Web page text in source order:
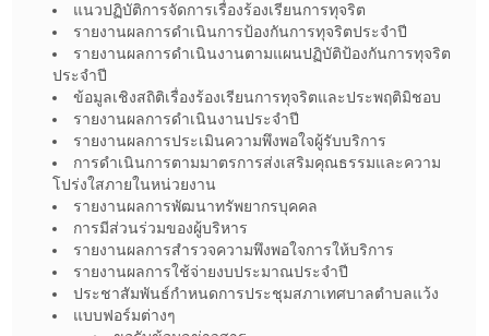
แนวปฏิบัติการจัดการเรื่องร้องเรียนการทุจริต
รายงานผลการดำเนินการป้องกันการทุจริตประจำปี
รายงานผลการดำเนินงานตามแผนปฏิบัติป้องกันการทุจริต
ประจำปี
ข้อมูลเชิงสถิติเรื่องร้องเรียนการทุจริตและประพฤติมิชอบ
รายงานผลการดำเนินงานประจำปี
รายงานผลการประเมินความพึงพอใจผู้รับบริการ
การดำเนินการตามมาตรการส่งเสริมคุณธรรมและความ
โปร่งใสภายในหน่วยงาน
รายงานผลการพัฒนาทรัพยากรบุคคล
การมีส่วนร่วมของผู้บริหาร
รายงานผลการสำรวจความพึงพอใจการให้บริการ
รายงานผลการใช้จ่ายงบประมาณประจำปี
ประชาสัมพันธ์กำหนดการประชุมสภาเทศบาลตำบลแว้ง
แบบฟอร์มต่างๆ